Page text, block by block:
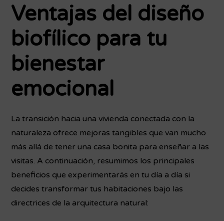
Ventajas del diseño
biofílico para tu
bienestar
emocional
La transición hacia una vivienda conectada con la
naturaleza ofrece mejoras tangibles que van mucho
más allá de tener una casa bonita para enseñar a las
visitas. A continuación, resumimos los principales
beneficios que experimentarás en tu día a día si
decides transformar tus habitaciones bajo las
directrices de la arquitectura natural: